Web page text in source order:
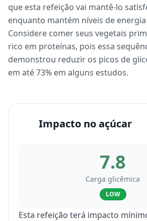
que esta refeição vai mantê-lo
enquanto mantém níveis de energia
Considere comer seus vegetais
rico em proteínas, pois essa
demonstrou reduzir os picos de
em até 73% em alguns estudos.
Impacto no açúcar
7.8
Carga glicêmica
LOW
Esta refeição terá impacto